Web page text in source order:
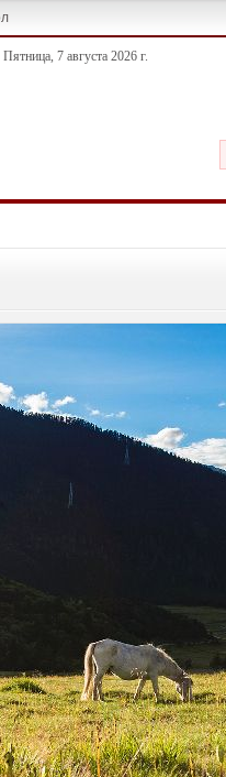
Пятница, 7 августа 2026 г.